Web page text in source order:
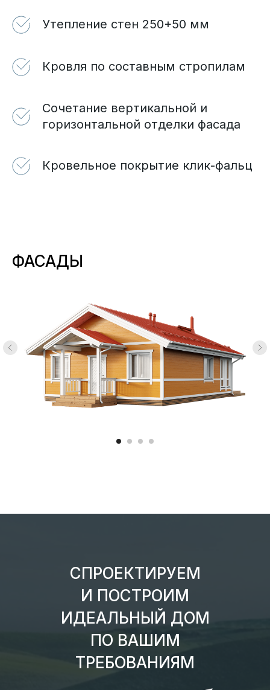
Утепление стен 250+50 мм
Кровля по составным стропилам
Сочетание вертикальной и
горизонтальной отделки фасада
Кровельное покрытие клик-фальц
ФАСАДЫ
СПРОЕКТИРУЕМ
И ПОСТРОИМ
ИДЕАЛЬНЫЙ ДОМ
ПО ВАШИМ
ТРЕБОВАНИЯМ